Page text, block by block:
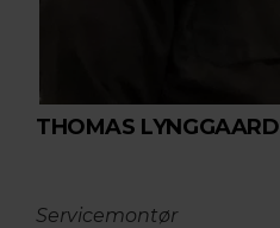
THOMAS LYNGGAARD
Servicemontør